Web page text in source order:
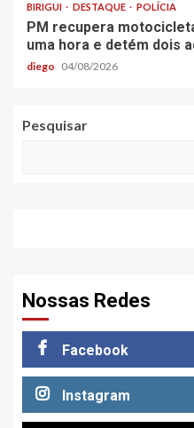
BIRIGUI DESTAQUE POLÍCIA
PM recupera
uma hora e detém dois
diego 04/08/2026
Pesquisar
Nossas Redes
Facebook
Instagram